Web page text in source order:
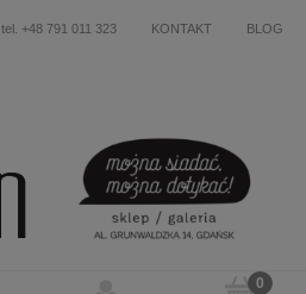
tel. +48 791 011 323 KONTAKT BLOG